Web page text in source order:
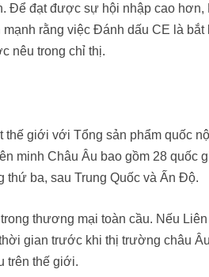
Để đạt được sự hội nhập cao hơn,
rằng việc Đánh dấu CE là bắt
nêu trong chỉ thị.
giới với Tổng sản phẩm quốc
minh Châu Âu bao gồm 28 quốc
thứ ba, sau Trung Quốc và Ấn Độ.
thương mại toàn cầu. Nếu
gian trước khi thị trường châu
trên thế giới.